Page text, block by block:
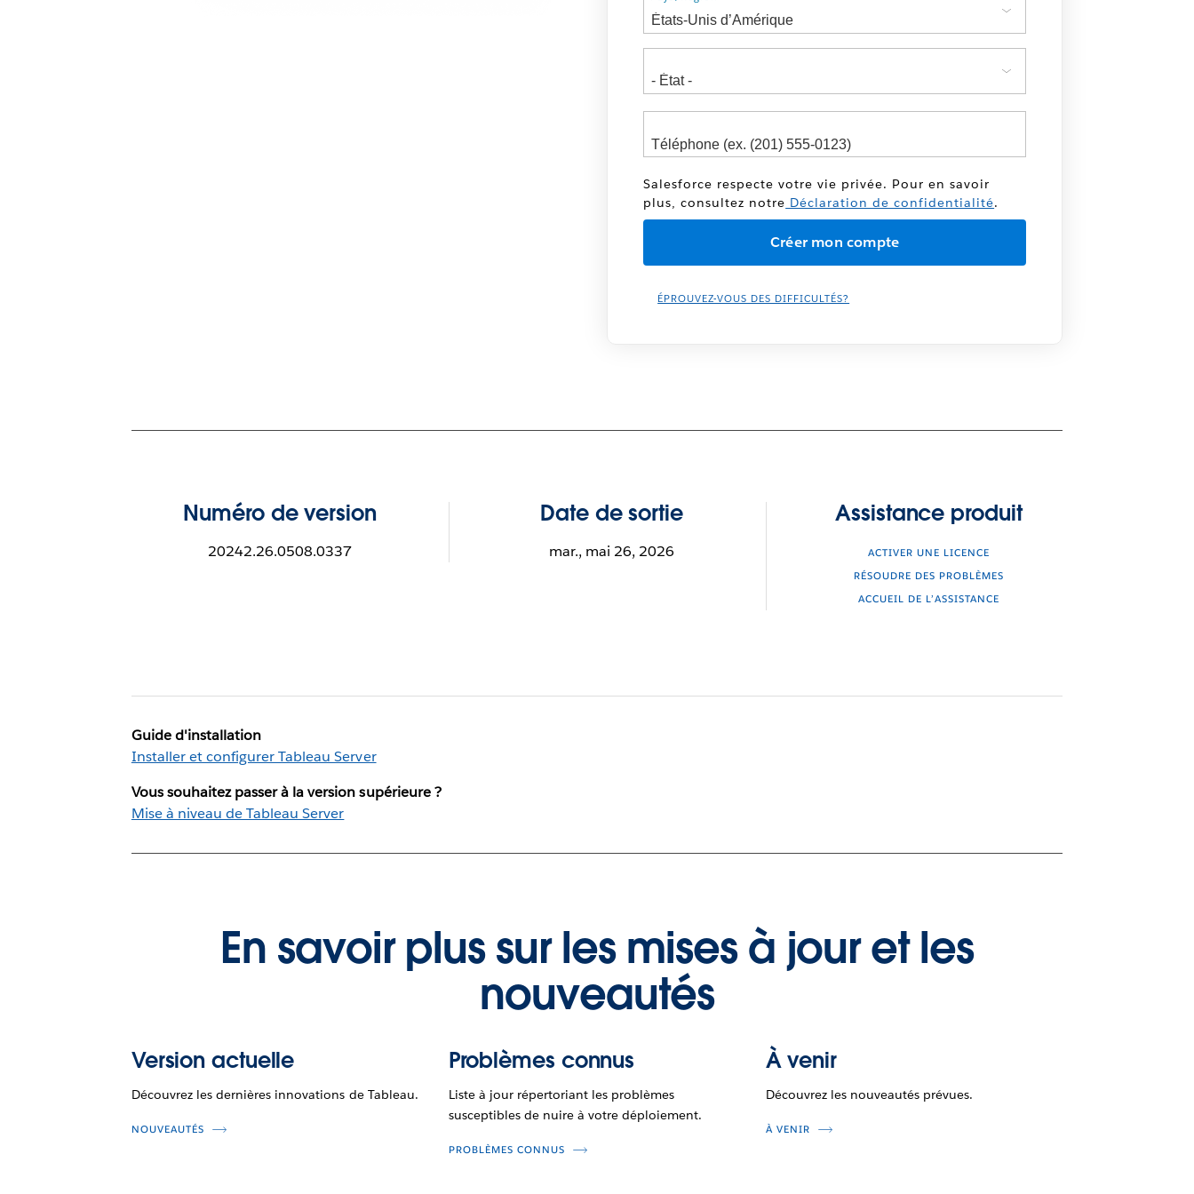
Salesforce respecte votre vie privée. Pour en savoir
plus, consultez notre Déclaration de confidentialité.
ÉPROUVEZ-VOUS DES DIFFICULTÉS?
Numéro de version
20242.26.0508.0337
Date de sortie
mar., mai 26, 2026
Assistance produit
ACTIVER UNE LICENCE
RÉSOUDRE DES PROBLÈMES
ACCUEIL DE L’ASSISTANCE
Guide d'installation
Installer et configurer Tableau Server
Vous souhaitez passer à la version supérieure ?
Mise à niveau de Tableau Server
En savoir plus sur les mises à jour et les
nouveautés
Version actuelle
Découvrez les dernières innovations de Tableau.
NOUVEAUTÉS
Problèmes connus
Liste à jour répertoriant les problèmes
susceptibles de nuire à votre déploiement.
PROBLÈMES CONNUS
À venir
Découvrez les nouveautés prévues.
À VENIR